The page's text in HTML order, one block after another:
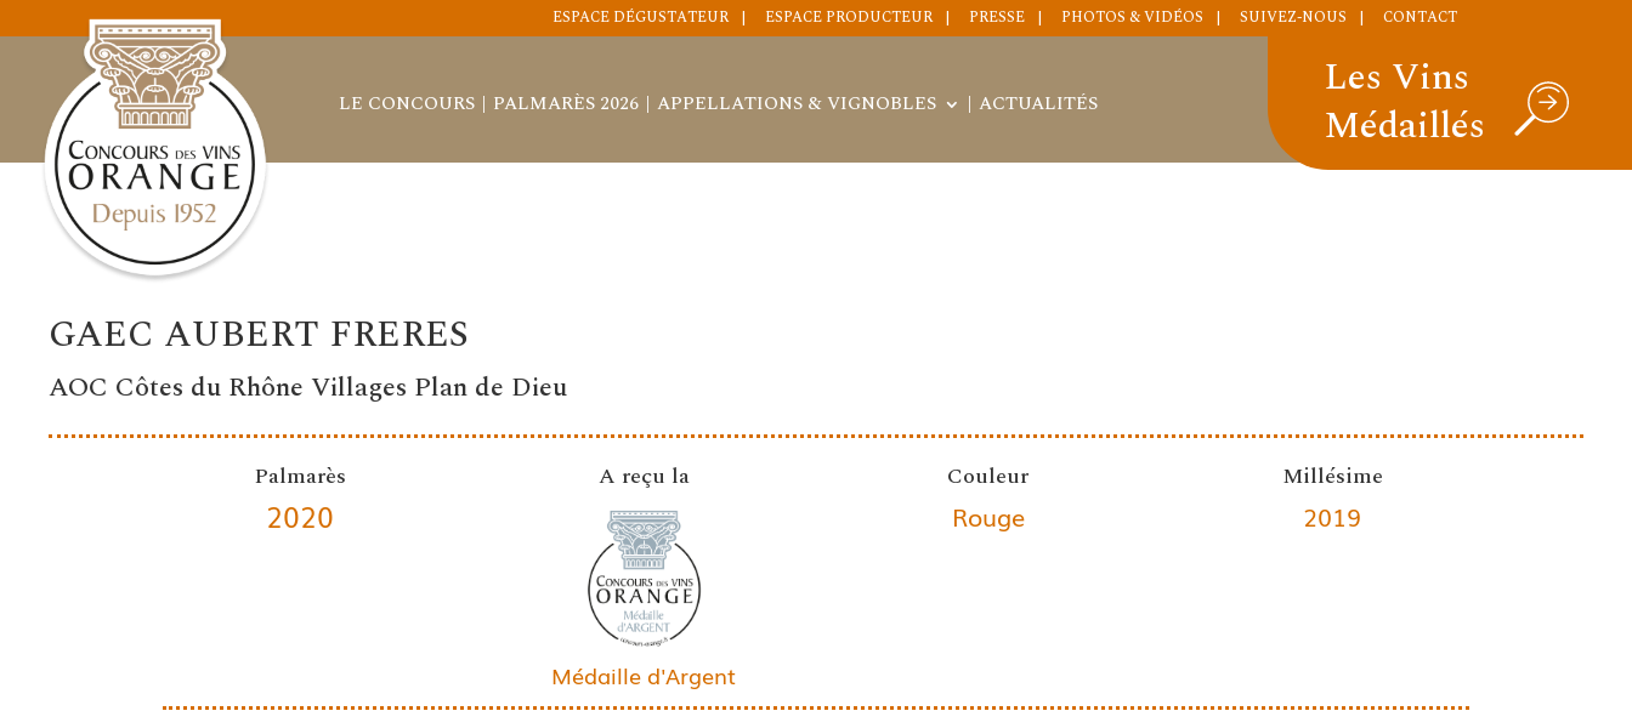
ESPACE DÉGUSTATEUR ESPACE PRODUCTEUR PRESSE PHOTOS & VIDÉOS SUIVEZ-NOUS CONTACT
LE CONCOURS PALMARÈS 2026 APPELLATIONS & VIGNOBLES ACTUALITÉS
Les Vins
Médaillés
GAEC AUBERT FRERES
AOC Côtes du Rhône Villages Plan de Dieu
Palmarès
2020
A reçu la
Médaille d'Argent
Couleur
Rouge
Millésime
2019